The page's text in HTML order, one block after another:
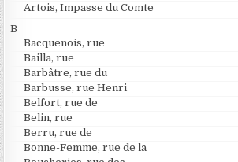
Artois, Impasse du Comte
B
Bacquenois, rue
Bailla, rue
Barbâtre, rue du
Barbusse, rue Henri
Belfort, rue de
Belin, rue
Berru, rue de
Bonne-Femme, rue de la